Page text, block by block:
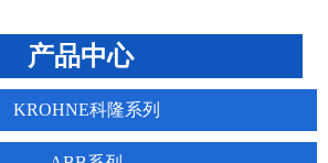
产品中心
KROHNE科隆系列